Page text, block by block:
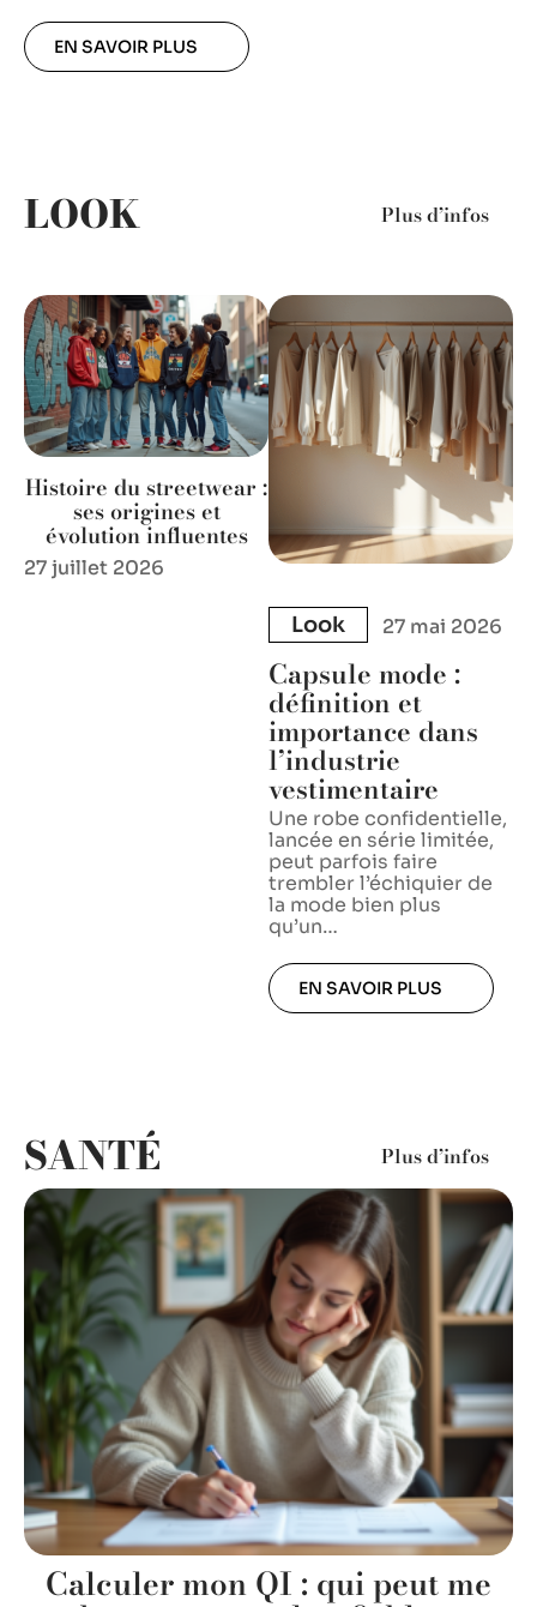
EN SAVOIR PLUS
LOOK Plus d’infos
Histoire du streetwear :
ses origines et
évolution influentes
27 juillet 2026
Look 27 mai 2026
Capsule mode :
définition et
importance dans
l’industrie
vestimentaire
Une robe confidentielle,
lancée en série limitée,
peut parfois faire
trembler l’échiquier de
la mode bien plus
qu’un…
EN SAVOIR PLUS
SANTÉ Plus d’infos
Calculer mon QI : qui peut me